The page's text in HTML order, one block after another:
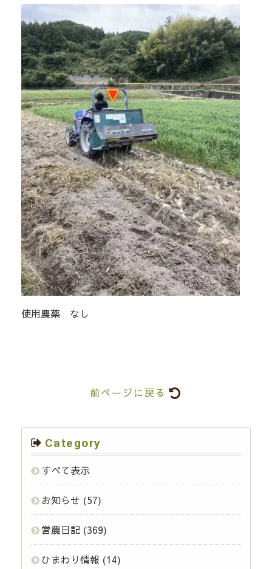
使用農薬 なし
前ページに戻る
Category
すべて表示
お知らせ (57)
営農日記(369)
ひまわり情報 (14)